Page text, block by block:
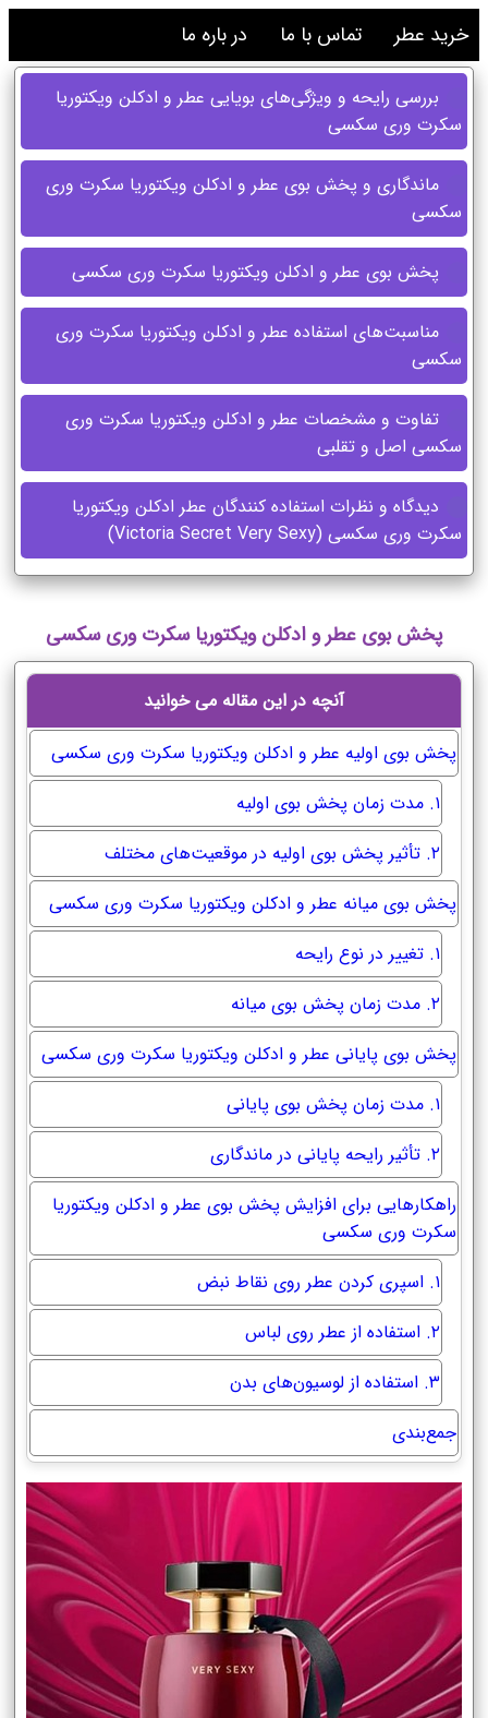
خرید عطر تماس با ما در باره ما
بررسی رایحه و ویژگی‌های بویایی عطر و ادکلن ویکتوریا
سکرت وری سکسی
ماندگاری و پخش بوی عطر و ادکلن ویکتوریا سکرت وری
سکسی
پخش بوی عطر و ادکلن ویکتوریا سکرت وری سکسی
مناسبت‌های استفاده عطر و ادکلن ویکتوریا سکرت وری
سکسی
تفاوت و مشخصات عطر و ادکلن ویکتوریا سکرت وری
سکسی اصل و تقلبی
دیدگاه و نظرات استفاده کنندگان عطر ادکلن ویکتوریا
سکرت وری سکسی (Victoria Secret Very Sexy)
پخش بوی عطر و ادکلن ویکتوریا سکرت وری سکسی
آنچه در این مقاله می خوانید
پخش بوی اولیه عطر و ادکلن ویکتوریا سکرت وری سکسی
۱. مدت زمان پخش بوی اولیه
۲. تأثیر پخش بوی اولیه در موقعیت‌های مختلف
پخش بوی میانه عطر و ادکلن ویکتوریا سکرت وری سکسی
۱. تغییر در نوع رایحه
۲. مدت زمان پخش بوی میانه
پخش بوی پایانی عطر و ادکلن ویکتوریا سکرت وری سکسی
۱. مدت زمان پخش بوی پایانی
۲. تأثیر رایحه پایانی در ماندگاری
راهکارهایی برای افزایش پخش بوی عطر و ادکلن ویکتوریا
سکرت وری سکسی
۱. اسپری کردن عطر روی نقاط نبض
۲. استفاده از عطر روی لباس
۳. استفاده از لوسیون‌های بدن
جمع‌بندی